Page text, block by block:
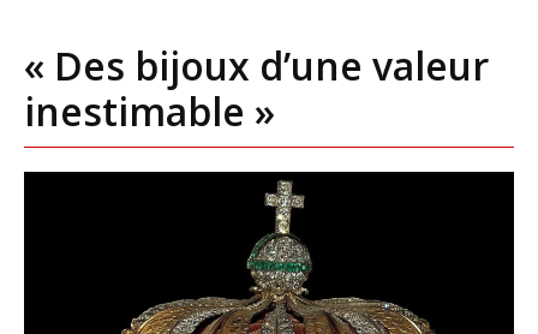
« Des bijoux d’une valeur
inestimable »